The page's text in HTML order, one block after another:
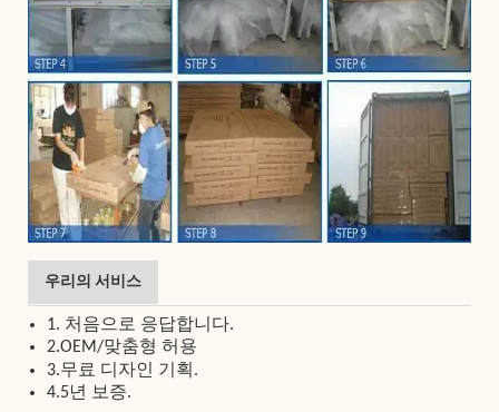
우리의 서비스
1. 처음으로 응답합니다.
2.OEM/맞춤형 허용
3.무료 디자인 기획.
4.5년 보증.